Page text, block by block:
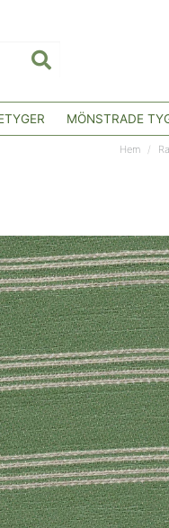
MÖNSTRADE
Hem